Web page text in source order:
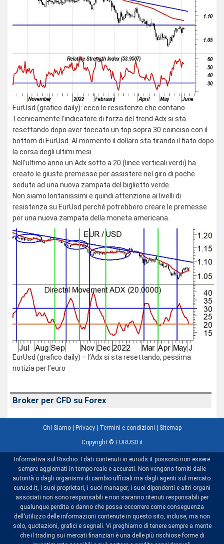
EurUsd (grafico daily): ecco le resistenze che contano.
Tecnicamente l’indicatore di forza del trend Adx si sta
resettando dopo aver toccato un top sopra 30 coinciso con il
bottom di EurUsd. Al momento il dollaro sta tirando il fiato dopo
la corsa degli ultimi mesi.
Nell’ultimo anno un Adx sotto a 20 (linee verticali verdi) ha
creato le giuste premesse per assistere nel giro di poche
sedute ad una nuova zampata del biglietto verde.
Non siamo lontanissimi e quindi attenzione ai livelli di
resistenza su EurUsd perchè potrebbero creare le premesse
per una nuova zampata della moneta americana.
EurUsd (grafico daily) – l’Adx si sta resettando, pessima
notizia per l’euro
Broker per CFD su Forex
Chi Siamo| Privacy| Termini e condizioni Sitemap
Copyright © EURUSD.it
Informativa sul Rischio: I dati contenuti in euruds.it possono non essere
sempre aggiornati in tempo reale e accurati. Non vengono forniti dalle
autorità o dagli organismi di cambio ufficiali ma dagli agenti sul mercato.
eurusd.it, i suoi proprietari, i suoi manager, i suoi dipendenti e altri organi
associati non sono responsabili e non saranno ritenuti responsabili per
qualunque perdita o danno che possa occorrere come conseguenza
dell'utilizzo delle informazioni contenute in questo sito, incluse, ma non
solo, quotazioni, grafici e segnali. Vi preghiamo di tenere sempre a mente
che il trading sui mercati finanziari è una delle più rischiose forme di